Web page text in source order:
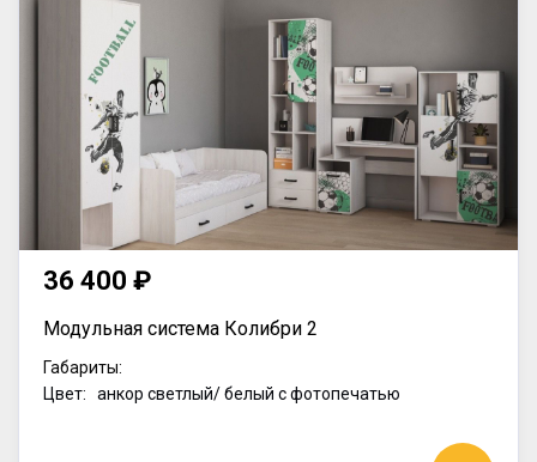
36 400 ₽
Модульная система Колибри 2
Габариты:
Цвет: анкор светлый/ белый с фотопечатью